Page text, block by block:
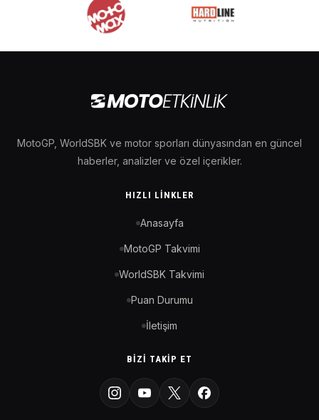
MotoGP, WorldSBK ve motor sporları dünyasından en güncel
haberler, analizler ve özel içerikler.
HIZLI LINKLER
Anasayfa
MotoGP Takvimi
WorldSBK Takvimi
Puan Durumu
İletişim
BIZI TAKIP ET